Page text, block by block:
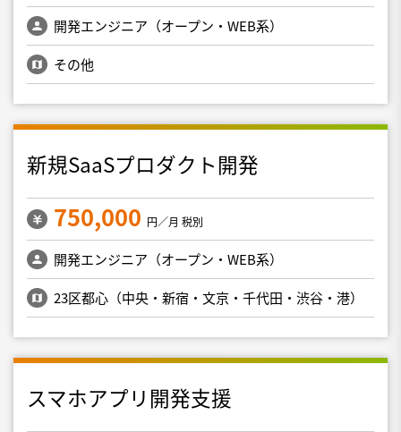
開発エンジニア（オープン・WEB系）
その他
新規SaaSプロダクト開発
750,000 円／月 税別
開発エンジニア（オープン・WEB系）
23区都心（中央・新宿・文京・千代田・渋谷・港）
スマホアプリ開発支援